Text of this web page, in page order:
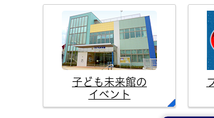
子ども未来館の
イベント